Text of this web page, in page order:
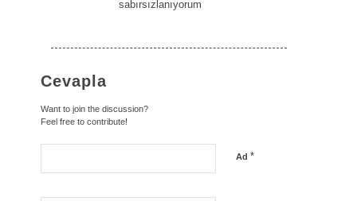
sabırsızlanıyorum
Cevapla
Want to join the discussion?
Feel free to contribute!
Ad *